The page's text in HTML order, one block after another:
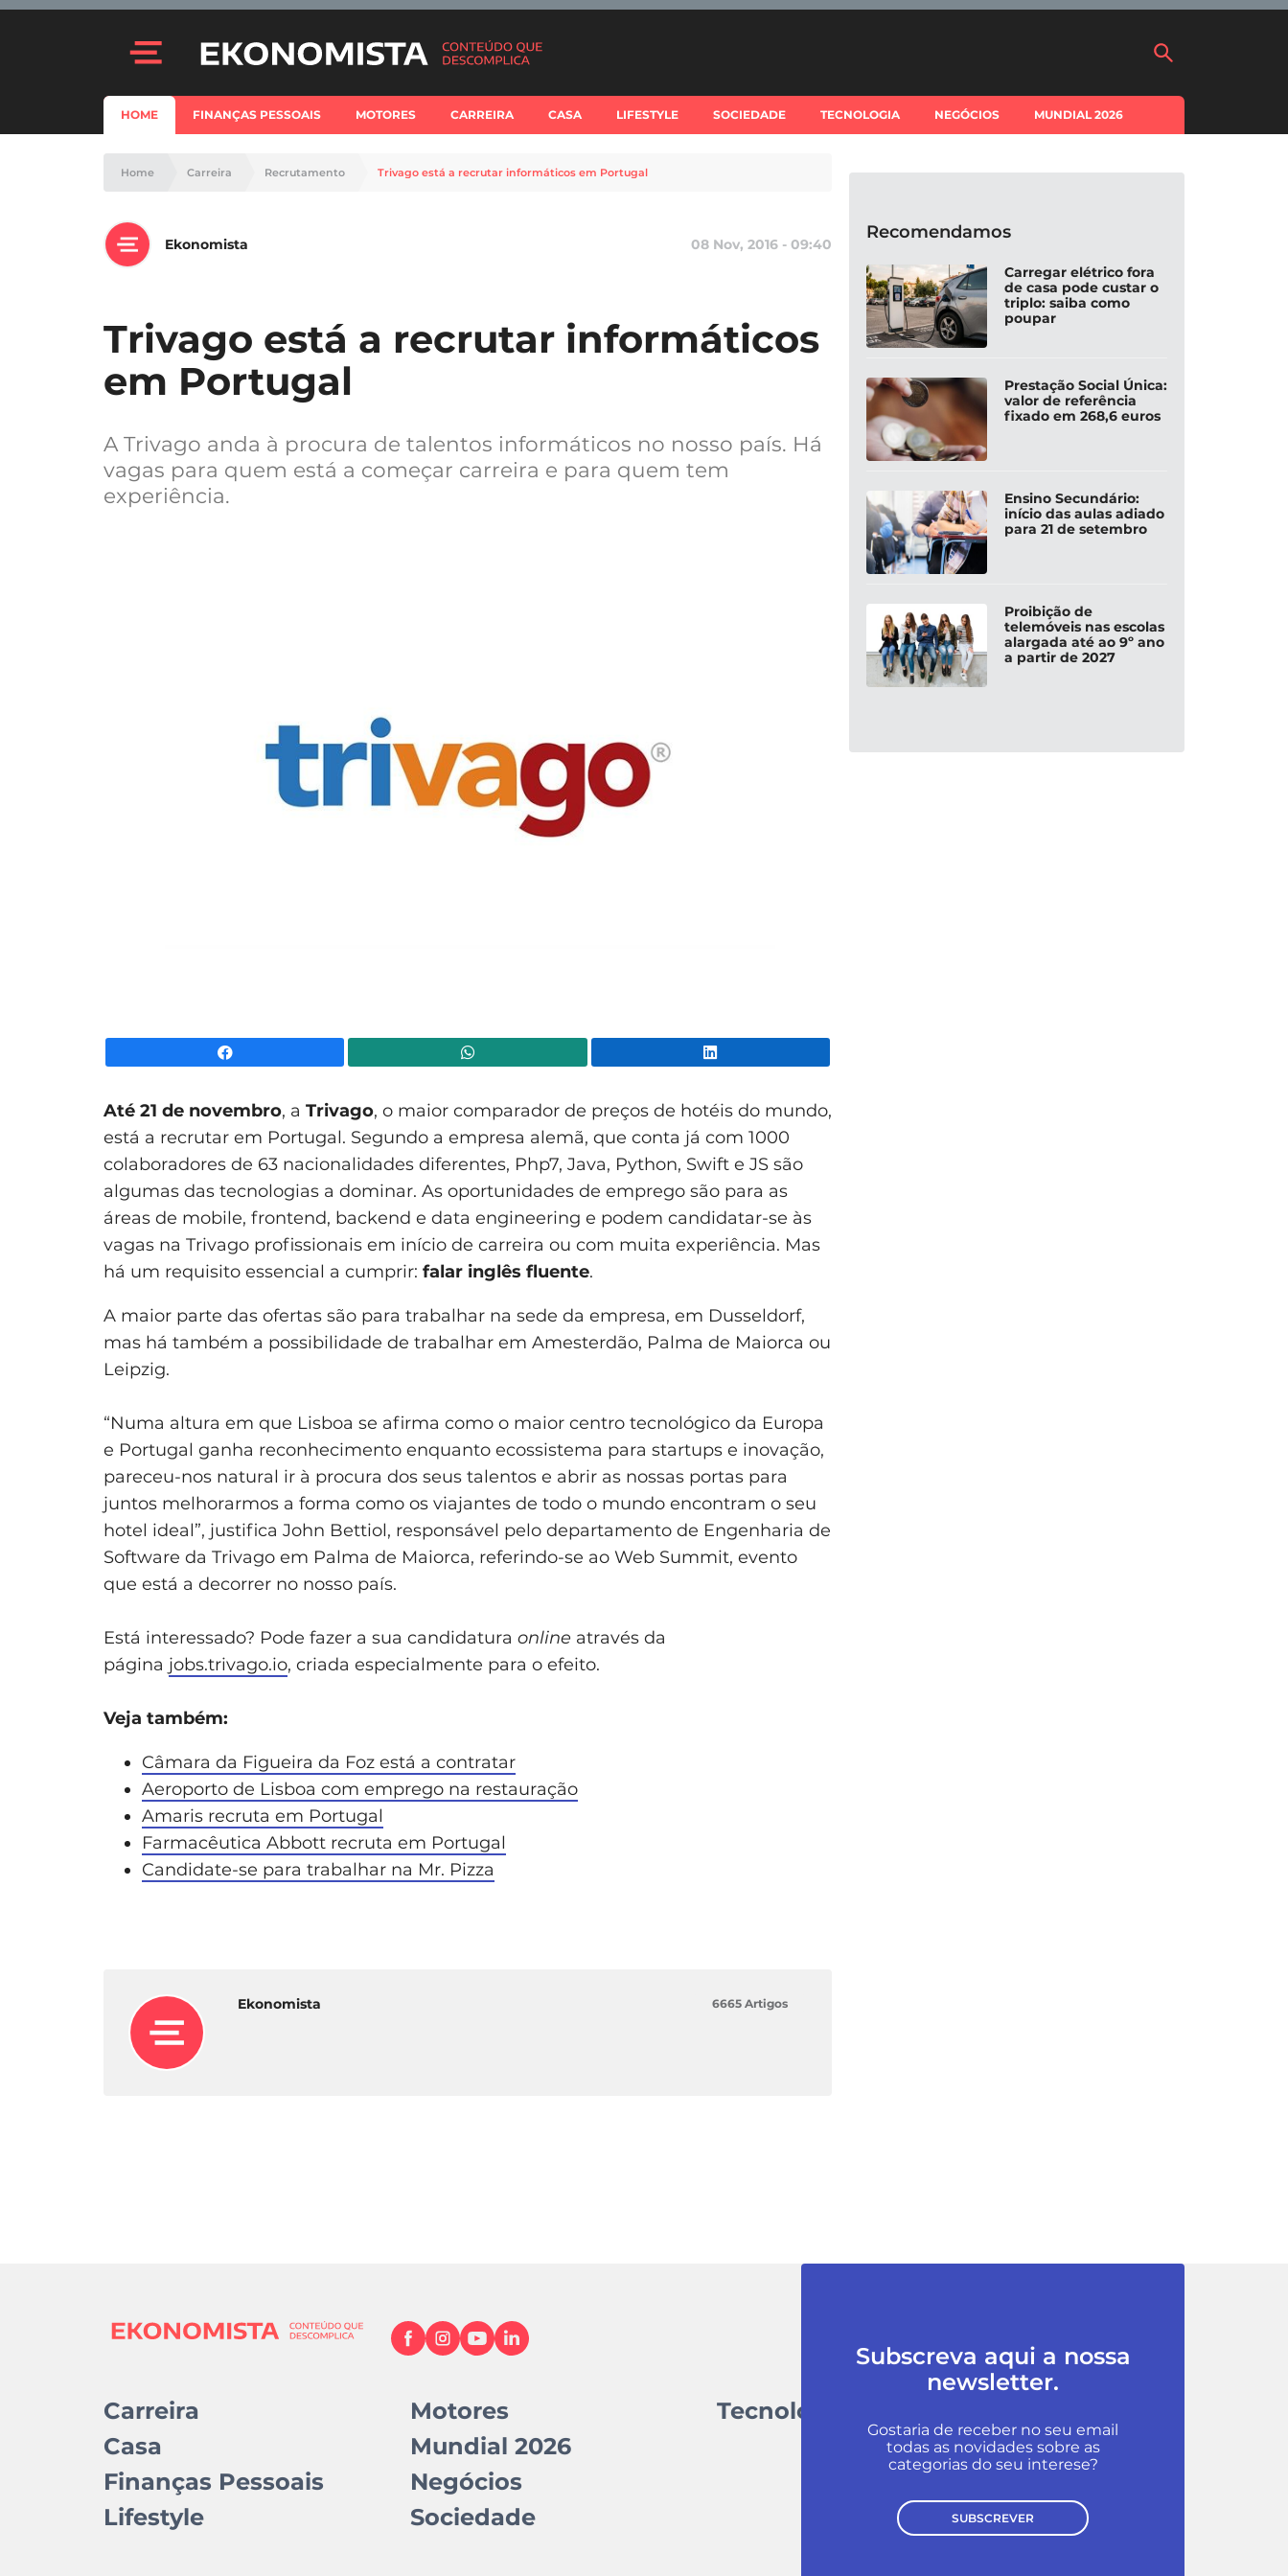
HOME FINANÇAS PESSOAIS MOTORES CARREIRA CASA LIFESTYLE SOCIEDADE TECNOLOGIA NEGÓCIOS MUNDIAL 2026
Home Carreira Recrutamento Trivago está a recrutar informáticos em Portugal
Ekonomista 08 Nov, 2016 - 09:40
Trivago está a recrutar informáticos
em Portugal
A Trivago anda à procura de talentos informáticos no nosso país. Há
vagas para quem está a começar carreira e para quem tem
experiência.
Até 21 de novembro, a Trivago, o maior comparador de preços de hotéis do mundo,
está a recrutar em Portugal. Segundo a empresa alemã, que conta já com 1000
colaboradores de 63 nacionalidades diferentes, Php7, Java, Python, Swift e JS são
algumas das tecnologias a dominar. As oportunidades de emprego são para as
áreas de mobile, frontend, backend e data engineering e podem candidatar-se às
vagas na Trivago profissionais em início de carreira ou com muita experiência. Mas
há um requisito essencial a cumprir: falar inglês fluente.
A maior parte das ofertas são para trabalhar na sede da empresa, em Dusseldorf,
mas há também a possibilidade de trabalhar em Amesterdão, Palma de Maiorca ou
Leipzig.
“Numa altura em que Lisboa se afirma como o maior centro tecnológico da Europa
e Portugal ganha reconhecimento enquanto ecossistema para startups e inovação,
pareceu-nos natural ir à procura dos seus talentos e abrir as nossas portas para
juntos melhorarmos a forma como os viajantes de todo o mundo encontram o seu
hotel ideal”, justifica John Bettiol, responsável pelo departamento de Engenharia de
Software da Trivago em Palma de Maiorca, referindo-se ao Web Summit, evento
que está a decorrer no nosso país.
Está interessado? Pode fazer a sua candidatura online através da
página jobs.trivago.io, criada especialmente para o efeito.
Veja também:
Câmara da Figueira da Foz está a contratar
Aeroporto de Lisboa com emprego na restauração
Amaris recruta em Portugal
Farmacêutica Abbott recruta em Portugal
Candidate-se para trabalhar na Mr. Pizza
Ekonomista 6665 Artigos
Recomendamos
Carregar elétrico fora
de casa pode custar o
triplo: saiba como
poupar
Prestação Social Única:
valor de referência
fixado em 268,6 euros
Ensino Secundário:
início das aulas adiado
para 21 de setembro
Proibição de
telemóveis nas escolas
alargada até ao 9º ano
a partir de 2027
Carreira
Casa
Finanças Pessoais
Lifestyle
Motores
Mundial 2026
Negócios
Sociedade
Tecnologia
Subscreva aqui a nossa
newsletter.
Gostaria de receber no seu email
todas as novidades sobre as
categorias do seu interese?
SUBSCREVER